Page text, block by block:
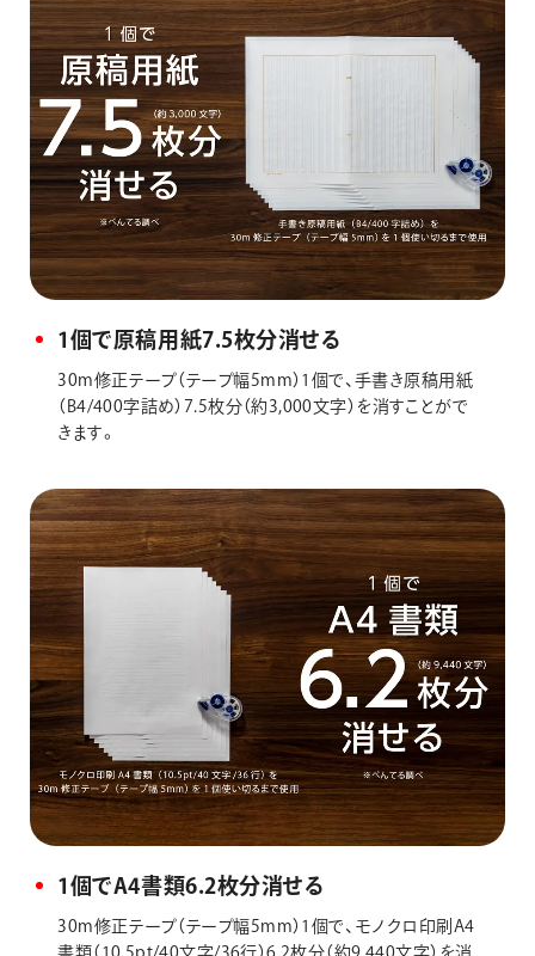
1個で原稿用紙7.5枚分消せる
30m修正テープ（テープ幅5mm）1個で、手書き原稿用紙
（B4/400字詰め）7.5枚分（約3,000文字）を消すことがで
きます。
1個でA4書類6.2枚分消せる
30m修正テープ（テープ幅5mm）1個で、モノクロ印刷A4